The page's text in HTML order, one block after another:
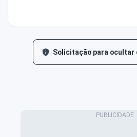
Solicitação para ocultar